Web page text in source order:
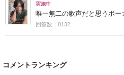
実施中
唯一無二の歌声だと思うボー
回答数：8132
コメントランキング